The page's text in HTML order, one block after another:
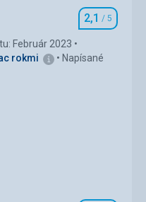
3,0/ 5
více jídla než jsme
Hodnotenie
2,1 / 5
Február 2023
rokmi
Napísané